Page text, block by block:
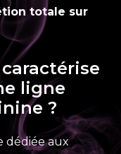
totale sur
ligne
?
dédiée aux